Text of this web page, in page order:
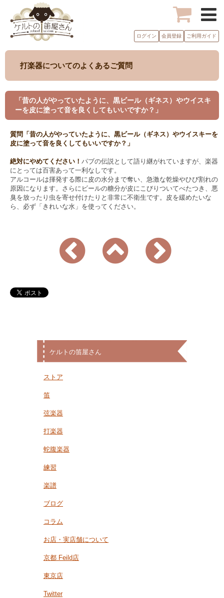
ログイン 会員登録 ご利用ガイド
打楽器についてのよくあるご質問
「昔の人がやっていたように、黒ビール（ギネス）やウイスキ
ーを皮に塗って音を良くしてもいいですか？」
質問「昔の人がやっていたように、黒ビール（ギネス）やウイスキーを
皮に塗って音を良くしてもいいですか？」
絶対にやめてください！ パブの伝説として語り継がれていますが、楽器
にとっては百害あって一利なしです。
アルコールは揮発する際に皮の水分まで奪い、急激な乾燥やひび割れの
原因になります。さらにビールの糖分が皮にこびりついてべたつき、悪
臭を放ったり虫を寄せ付けたりと非常に不衛生です。皮を緩めたいな
ら、必ず「きれいな水」を使ってください。
ケルトの笛屋さん
ストア
笛
弦楽器
打楽器
蛇腹楽器
練習
楽譜
ブログ
コラム
お店・実店舗について
京都 Feild店
東京店
Twitter